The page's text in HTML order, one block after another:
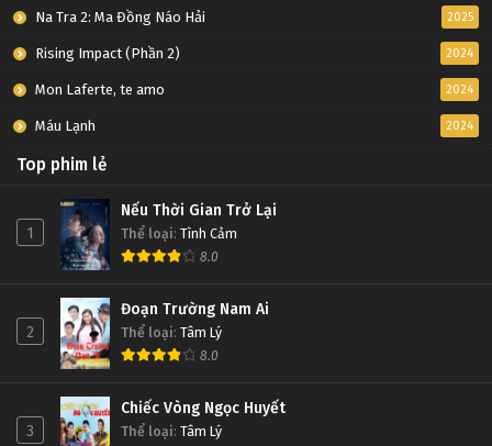
Na Tra 2: Ma Đồng Náo Hải 2025
Rising Impact (Phần 2) 2024
Mon Laferte, te amo 2024
Máu Lạnh 2024
Top phim lẻ
1
Nếu Thời Gian Trở Lại
Thể loại: Tình Cảm
8.0
2
Đoạn Trường Nam Ai
Thể loại: Tâm Lý
8.0
3
Chiếc Vòng Ngọc Huyết
Thể loại: Tâm Lý